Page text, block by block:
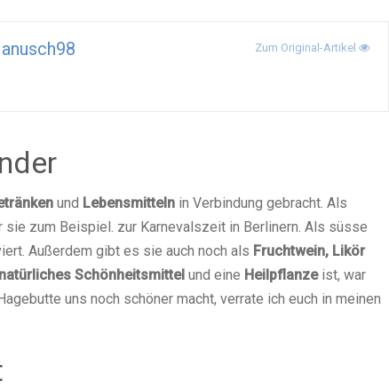
Zum Original-Artikel
und Lebensmitteln in Verbindung gebracht. Als
sie zum Beispiel. zur Karnevalszeit in Berlinern. Als süsse
Außerdem gibt es sie auch noch als Fruchtwein, Likör
natürliches Schönheitsmittel und eine Heilpflanzeist, war
uns noch schöner macht, verrate ich euch in meinen